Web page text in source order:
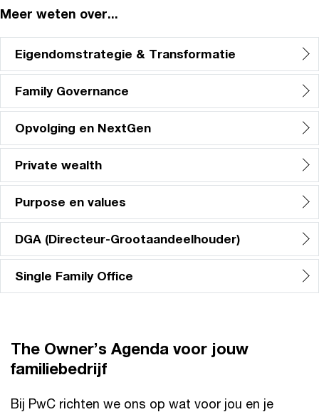
Meer weten over...
Eigendomstrategie & Transformatie
Family Governance
Opvolging en NextGen
Private wealth
Purpose en values
DGA (Directeur-Grootaandeelhouder)
Single Family Office
The Owner’s Agenda voor jouw
familiebedrijf
Bij PwC richten we ons op wat voor jou en je